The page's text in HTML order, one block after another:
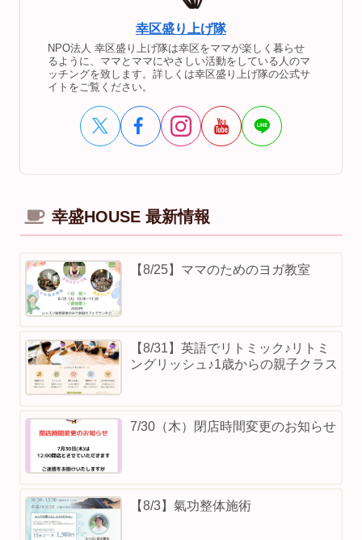
幸区盛り上げ隊
NPO法人 幸区盛り上げ隊は幸区をママが楽しく暮らせ
るように、ママとママにやさしい活動をしている人のマ
ッチングを致します。詳しくは幸区盛り上げ隊の公式サ
イトをご覧ください。
幸盛HOUSE 最新情報
【8/25】ママのためのヨガ教室
【8/31】英語でリトミック♪リトミ
ングリッシュ♪1歳からの親子クラス
7/30（木）閉店時間変更のお知らせ
【8/3】⁡氣功整体施術